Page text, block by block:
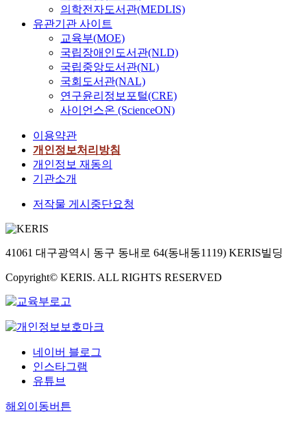
의학전자도서관(MEDLIS)
유관기관 사이트
교육부(MOE)
국립장애인도서관(NLD)
국립중앙도서관(NL)
국회도서관(NAL)
연구윤리정보포털(CRE)
사이언스온 (ScienceON)
이용약관
개인정보처리방침
개인정보 재동의
기관소개
저작물 게시중단요청
41061 대구광역시 동구 동내로 64(동내동1119) KERIS빌딩
Copyright© KERIS. ALL RIGHTS RESERVED
네이버 블로그
인스타그램
유튜브
해외이동버튼